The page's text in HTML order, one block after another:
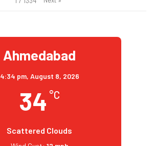
Ahmedabad
4:34 pm, August 8, 2026
34 °C
Scattered Clouds